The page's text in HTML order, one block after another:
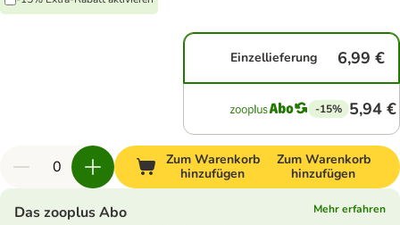
Einzellieferung 6,99 €
-15% 5,94 €
Zum Warenkorb
hinzufügen
Zum Warenkorb
hinzufügen
Das zooplus Abo
Mehr erfahren